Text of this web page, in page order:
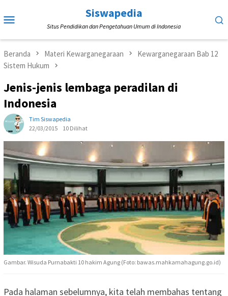
ke
Mobile
Siswapedia
Situs Pendidikan dan Pengetahuan Umum di Indonesia
Beranda Materi Kewarganegaraan
Kewarganegaraan Bab 12
Sistem Hukum
Jenis-jenis lembaga peradilan di
Indonesia
Tim Siswapedia
22/03/2015
10 Dilihat
Gambar. Wisuda Purnabakti 10 hakim Agung (Foto: bawas.mahkamahagung.go.id)
Pada halaman sebelumnya, kita telah membahas tentang